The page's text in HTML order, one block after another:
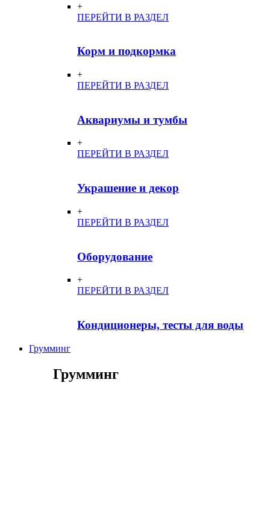
+
ПЕРЕЙТИ В РАЗДЕЛ
Корм и подкормка
+
ПЕРЕЙТИ В РАЗДЕЛ
Аквариумы и тумбы
+
ПЕРЕЙТИ В РАЗДЕЛ
Украшение и декор
+
ПЕРЕЙТИ В РАЗДЕЛ
Оборудование
+
ПЕРЕЙТИ В РАЗДЕЛ
Кондиционеры, тесты для воды
Грумминг
Грумминг